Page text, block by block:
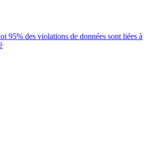
95% des violations de données sont liées à